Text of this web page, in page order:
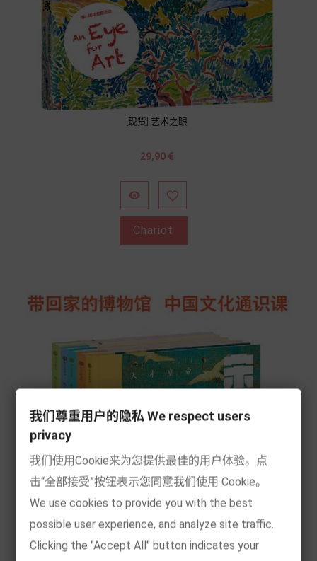
[现货] 艺术之眼
Prix
29,90 €
 
Chariot
我们尊重用户的隐私 We respect users
privacy
我们使用Cookie来为您提供最佳的用户体验。点
击“全部接受”按钮表示您同意我们使用 Cookie。
We use cookies to provide you with the best
possible user experience, and analyze site traffic.
Clicking the "Accept All" button indicates your